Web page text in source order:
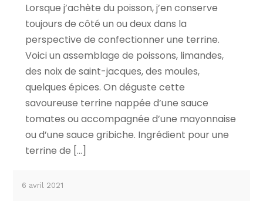
Lorsque j’achète du poisson, j’en conserve
toujours de côté un ou deux dans la
perspective de confectionner une terrine.
Voici un assemblage de poissons, limandes,
des noix de saint-jacques, des moules,
quelques épices. On déguste cette
savoureuse terrine nappée d’une sauce
tomates ou accompagnée d’une mayonnaise
ou d’une sauce gribiche. Ingrédient pour une
terrine de […]
6 avril 2021